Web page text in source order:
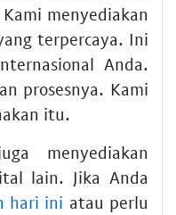
menyediakan
terpercaya. Ini
Anda.
prosesnya. Kami
itu.
menyediakan
lain. Jika Anda
hari ini atau perlu